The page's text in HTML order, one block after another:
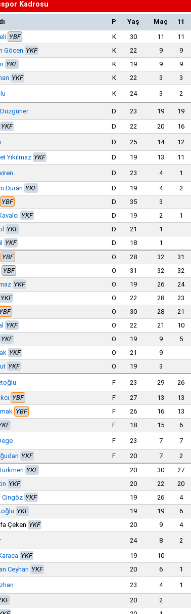
Kadrosu
P Yaş Maç 11
YBF K 30 11 11
Göcen YKF K 22 9 9
YKF K 19 9 9
YKF K 22 3 3
K 24 3 2
D 23 19 19
YKF D 22 20 16
D 25 14 12
Yıkılmaz YKF D 19 13 11
D 23 4 1
Duran YKF D 19 4 2
YBF D 35 3
YKF D 19 2 1
YKF D 21 1
YKF D 18 1
YBF O 28 32 31
YBF O 31 32 32
YKF O 19 26 24
YKF O 22 28 23
YBF O 30 28 21
YKF O 22 21 10
YKF O 19 9 5
YKF O 21 9
YKF O 19 3
F 23 29 26
YBF F 27 13 13
YBF F 26 16 13
F 18 15 6
F 23 7 7
YKF F 20 7 2
YKF 20 30 27
YKF 20 22 20
Cingöz YKF 19 26 4
YKF 19 19 6
Çeken YKF 20 9 4
24 8 2
YKF 19 10
Ceyhan YKF 20 6 1
23 4 1
20 2